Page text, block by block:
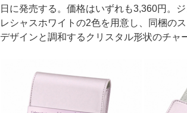
日に発売する。価格はいずれも3,360円。
レシャスホワイトの2色を用意し、同梱の
デザインと調和するクリスタル形状のチャ